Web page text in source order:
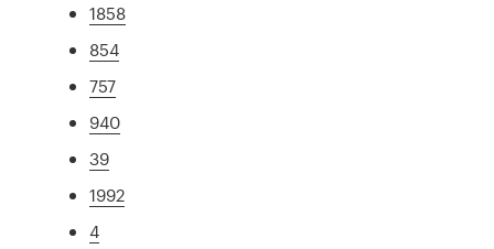
1858
854
757
940
39
1992
4